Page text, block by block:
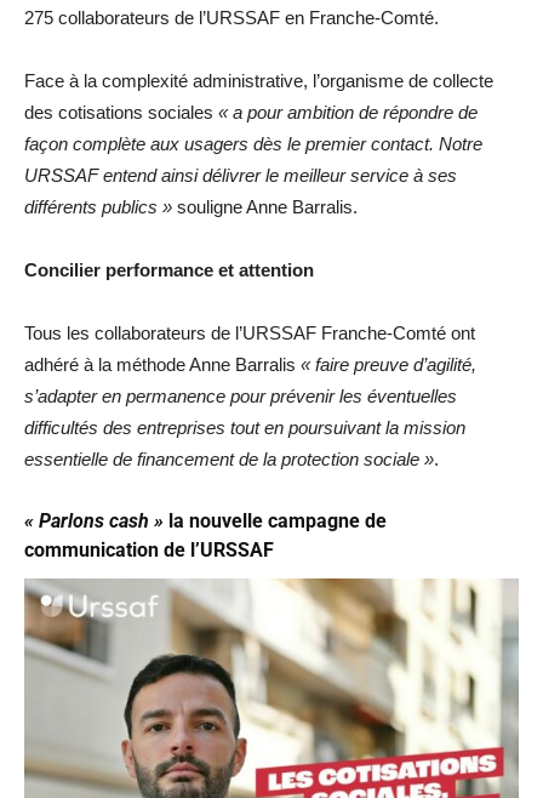
275 collaborateurs de l’URSSAF en Franche-Comté.
Face à la complexité administrative, l’organisme de collecte
des cotisations sociales « a pour ambition de répondre de
façon complète aux usagers dès le premier contact. Notre
URSSAF entend ainsi délivrer le meilleur service à ses
différents publics » souligne Anne Barralis.
Concilier performance et attention
Tous les collaborateurs de l’URSSAF Franche-Comté ont
adhéré à la méthode Anne Barralis « faire preuve d’agilité,
s’adapter en permanence pour prévenir les éventuelles
difficultés des entreprises tout en poursuivant la mission
essentielle de financement de la protection sociale ».
« Parlons cash » la nouvelle campagne de
communication de l’URSSAF